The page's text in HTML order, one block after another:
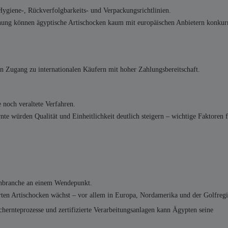
, Rückverfolgbarkeits- und Verpackungsrichtlinien.
können ägyptische Artischocken kaum mit europäischen Anbietern
Zugang zu internationalen Käufern mit hoher Zahlungsbereitschaft.
veraltete Verfahren.
würden Qualität und Einheitlichkeit deutlich steigern – wichtige Faktoren
an einem Wendepunkt.
Artischocken wächst – vor allem in Europa, Nordamerika und der
und zertifizierte Verarbeitungsanlagen kann Ägypten seine